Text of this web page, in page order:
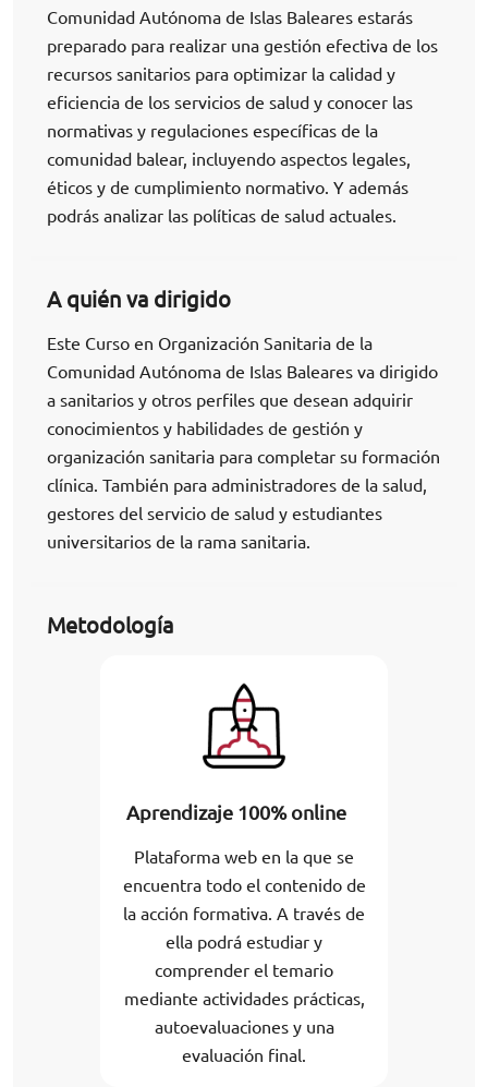
Comunidad Autónoma de Islas Baleares estarás
preparado para realizar una gestión efectiva de los
recursos sanitarios para optimizar la calidad y
eficiencia de los servicios de salud y conocer las
normativas y regulaciones específicas de la
comunidad balear, incluyendo aspectos legales,
éticos y de cumplimiento normativo. Y además
podrás analizar las políticas de salud actuales.
A quién va dirigido
Este Curso en Organización Sanitaria de la
Comunidad Autónoma de Islas Baleares va dirigido
a sanitarios y otros perfiles que desean adquirir
conocimientos y habilidades de gestión y
organización sanitaria para completar su formación
clínica. También para administradores de la salud,
gestores del servicio de salud y estudiantes
universitarios de la rama sanitaria.
Metodología
Aprendizaje 100% online
Plataforma web en la que se
encuentra todo el contenido de
la acción formativa. A través de
ella podrá estudiar y
comprender el temario
mediante actividades prácticas,
autoevaluaciones y una
evaluación final.